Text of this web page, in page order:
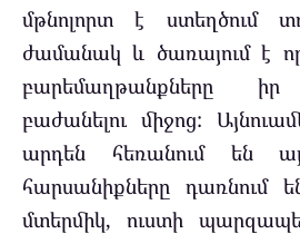
մթնոլորտ է ստեղծում
ժամանակ և ծառայում է
բարեմաղթանքները իր
բաժանելու միջոց:
արդեն հեռանում են
հարսանիքները դառնում
մտերմիկ, ուստի